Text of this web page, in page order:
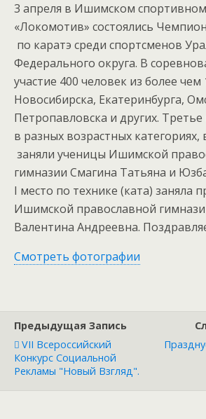
3 апреля в Ишимском
«Локомотив» состоялись
по каратэ среди спортсменов
Федерального округа. В
участие 400 человек из более чем
Новосибирска, Екатеринбурга,
Петропавловска и других. Третье
в разных возрастных категориях,
заняли ученицы Ишимской
гимназии Смагина Татьяна и
I место по технике (ката) заняла
Ишимской православной
Валентина Андреевна.
Смотреть фотографии
Предыдущая Запись
VII Всероссийский
Конкурс Социальной
Рекламы "Новый Взгляд".